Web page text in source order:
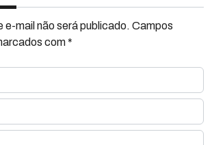
e-mail não será publicado. Campos
com *